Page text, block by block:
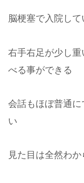
脳梗塞で入院して
右手右足が少し
べる事ができる
会話もほぼ普通
い
見た目は全然わか